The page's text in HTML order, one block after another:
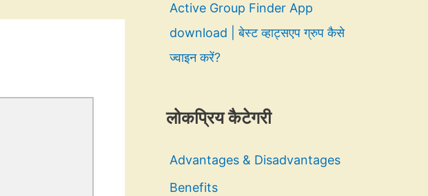
Active Group Finder App
download | बेस्ट व्हाट्सएप ग्रुप कैसे
ज्वाइन करें?
लोकप्रिय कैटेगरी
Advantages & Disadvantages
Benefits